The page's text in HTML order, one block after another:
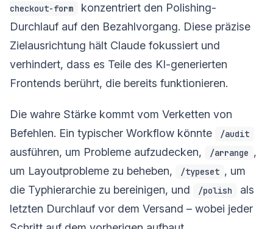
checkout-form
konzentriert den Polishing-
Durchlauf auf den Bezahlvorgang. Diese präzise
Zielausrichtung hält Claude fokussiert und
verhindert, dass es Teile des KI-generierten
Frontends berührt, die bereits funktionieren.
Die wahre Stärke kommt vom Verketten von
Befehlen. Ein typischer Workflow könnte
/audit
ausführen, um Probleme aufzudecken, /arrange ,
um Layoutprobleme zu beheben,
/typeset , um
die Typhierarchie zu bereinigen, und
/polish
als
letzten Durchlauf vor dem Versand – wobei jeder